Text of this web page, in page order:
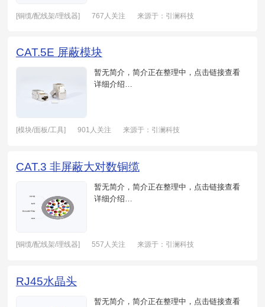
[铜缆/配线架/理线器] 767人关注
来源于：引澜科技
CAT.5E 屏蔽模块
暂无简介，简介正在整理中，点击链接查看
详细介绍…
[模块/面板/工具] 901人关注
来源于：引澜科技
CAT.3 非屏蔽大对数铜缆
暂无简介，简介正在整理中，点击链接查看
详细介绍…
[铜缆/配线架/理线器] 557人关注
来源于：引澜科技
RJ45水晶头
暂无简介，简介正在整理中，点击链接查看